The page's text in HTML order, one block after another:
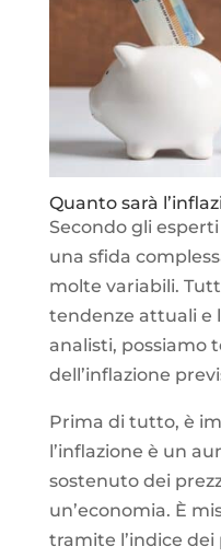
Quanto sarà
Secondo gli
una sfida
molte variabili.
tendenze attuali e
analisti, possiamo
dell’inflazione
Prima di tutto, è
l’inflazione è un
sostenuto dei
un’economia. È
tramite l’indice dei